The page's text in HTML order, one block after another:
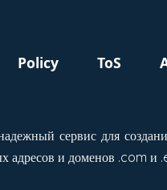
Policy ToS
сервис для
адресов и доменов .com и